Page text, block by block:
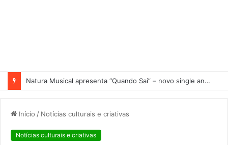
Natura Musical apresenta “Quando Sai” – novo single antecipa estreia do primeiro álbum solo de Elisa Maia
Início / Notícias culturais e criativas
Notícias culturais e criativas